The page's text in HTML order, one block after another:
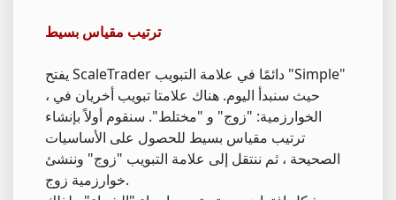
ترتيب مقياس بسيط
يفتح ScaleTrader دائمًا في علامة التبويب "Simple"
، حيث سنبدأ اليوم. هناك علامتا تبويب أخريان في
الخوارزمية: "زوج" و "مختلط". سنقوم أولاً بإنشاء
ترتيب مقياس بسيط للحصول على الأساسيات
الصحيحة ، ثم ننتقل إلى علامة التبويب "زوج" وننشئ
خوارزمية زوج.